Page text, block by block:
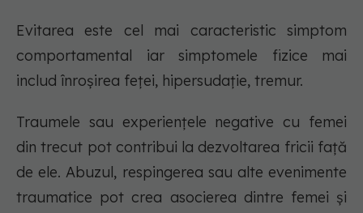
Evitarea este cel mai caracteristic simptom
comportamental iar simptomele fizice mai
includ înroșirea feței, hipersudație, tremur.
Traumele sau experiențele negative cu femei
din trecut pot contribui la dezvoltarea fricii față
de ele. Abuzul, respingerea sau alte evenimente
traumatice pot crea asocierea dintre femei și